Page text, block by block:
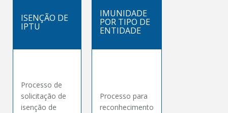
ISENÇÃO DE
IPTU
Processo de
solicitação de
isenção de
IMUNIDADE
POR TIPO DE
ENTIDADE
Processo para
reconhecimento